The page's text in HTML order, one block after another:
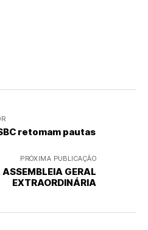
retomam pautas
PRÓXIMA PUBLICAÇÃO
GERAL
EXTRAORDINÁRIA